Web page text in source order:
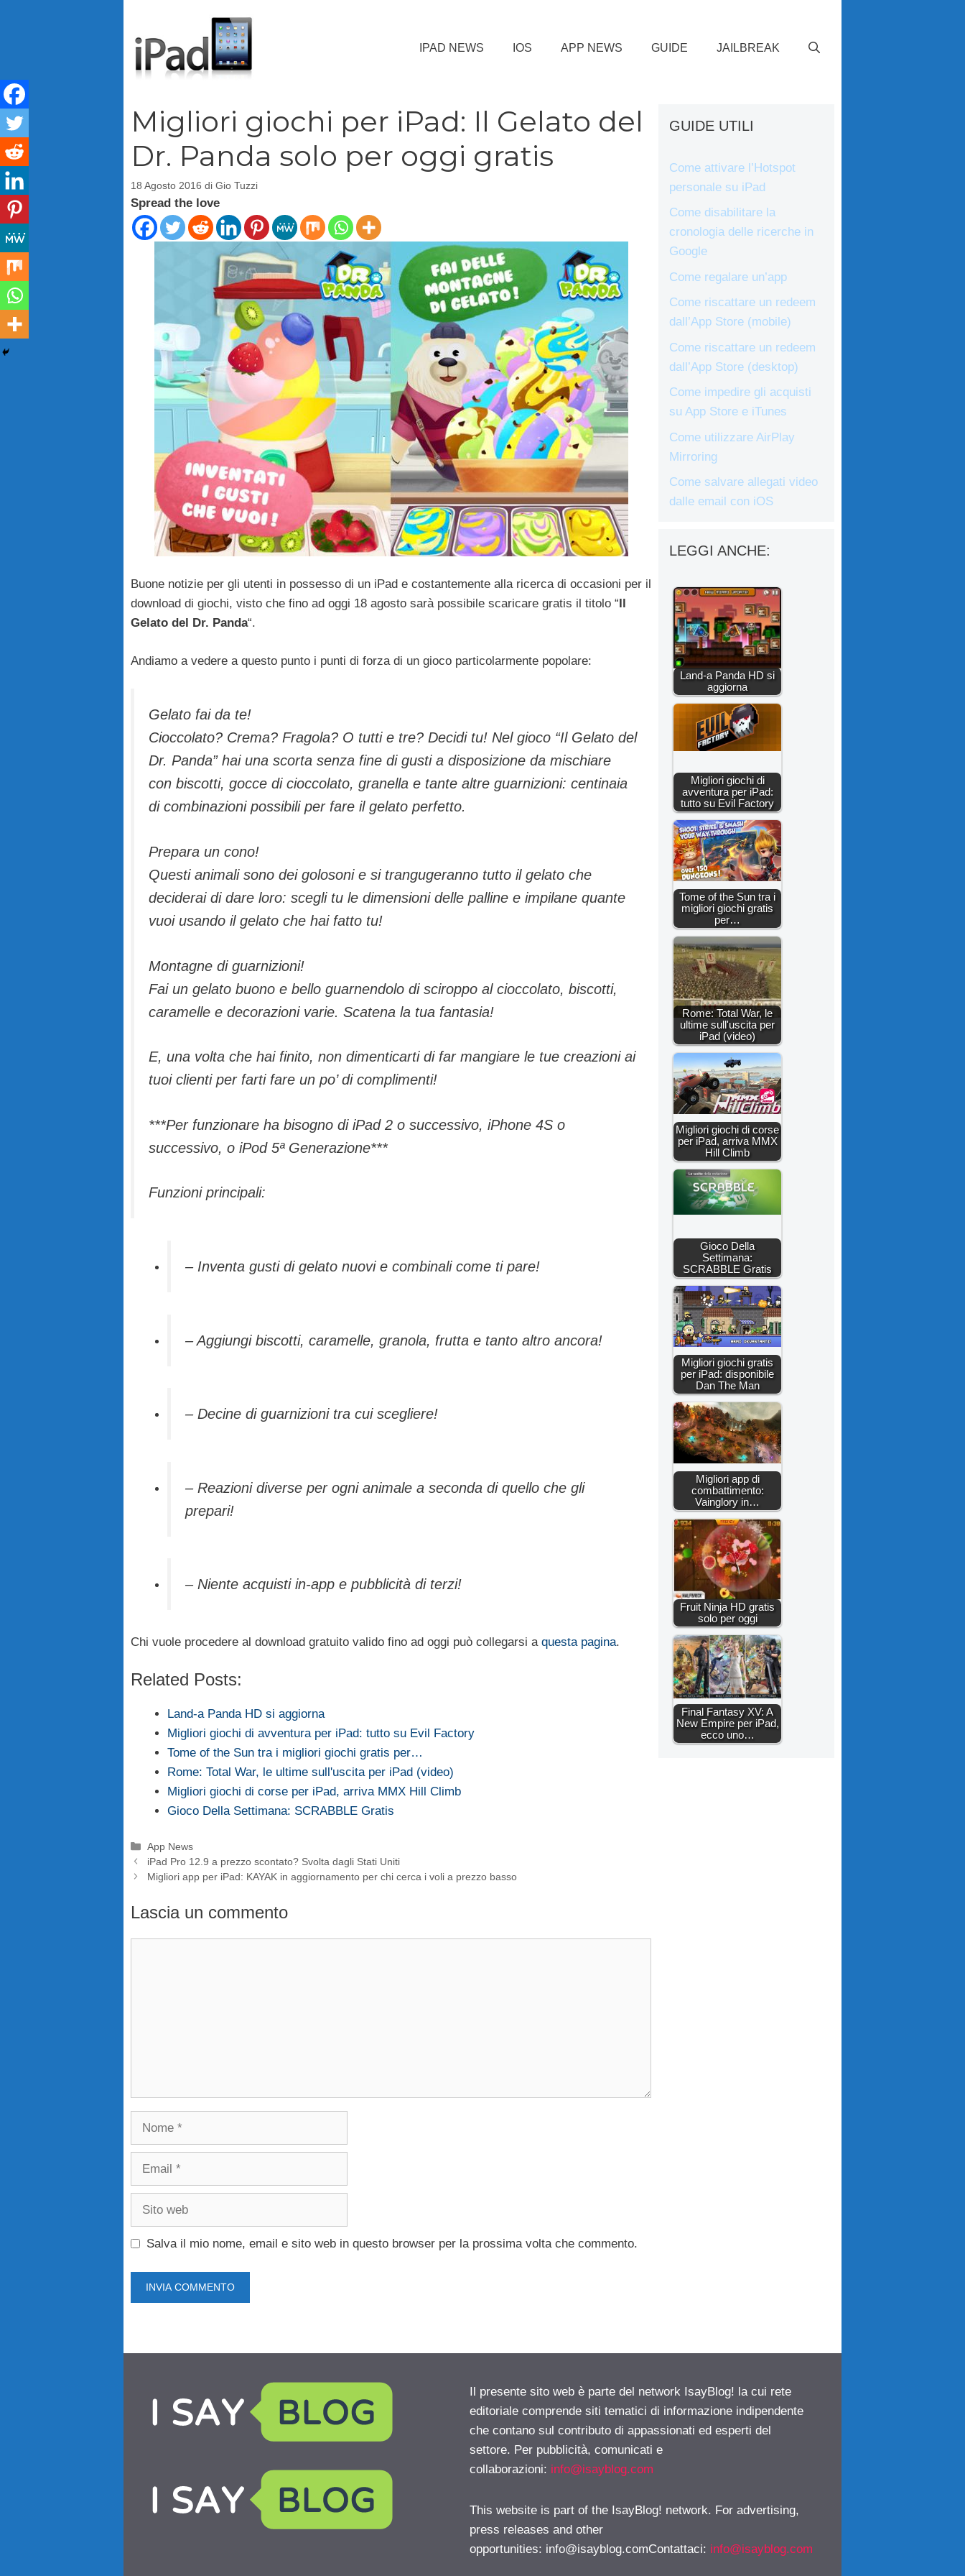
IPAD NEWS IOS APP NEWS GUIDE JAILBREAK
Migliori giochi per iPad: Il Gelato del
Dr. Panda solo per oggi gratis
18 Agosto 2016 di Gio Tuzzi
Spread the love
Buone notizie per gli utenti in possesso di un iPad e costantemente alla ricerca di occasioni per il
download di giochi, visto che fino ad oggi 18 agosto sarà possibile scaricare gratis il titolo “
Gelato del Dr. Panda“.
Andiamo a vedere a questo punto i punti di forza di un gioco particolarmente popolare:
Gelato fai da te!
Cioccolato? Crema? Fragola? O tutti e tre? Decidi tu! Nel gioco “Il Gelato del
Dr. Panda” hai una scorta senza fine di gusti a disposizione da mischiare
con biscotti, gocce di cioccolato, granella e tante altre guarnizioni: centinaia
di combinazioni possibili per fare il gelato perfetto.
Prepara un cono!
Questi animali sono dei golosoni e si trangugeranno tutto il gelato che
deciderai di dare loro: scegli tu le dimensioni delle palline e impilane quante
vuoi usando il gelato che hai fatto tu!
Montagne di guarnizioni!
Fai un gelato buono e bello guarnendolo di sciroppo al cioccolato, biscotti,
caramelle e decorazioni varie. Scatena la tua fantasia!
E, una volta che hai finito, non dimenticarti di far mangiare le tue creazioni ai
tuoi clienti per farti fare un po’ di complimenti!
***Per funzionare ha bisogno di iPad 2 o successivo, iPhone 4S o
successivo, o iPod 5ª Generazione***
Funzioni principali:
– Inventa gusti di gelato nuovi e combinali come ti pare!
– Aggiungi biscotti, caramelle, granola, frutta e tanto altro ancora!
– Decine di guarnizioni tra cui scegliere!
– Reazioni diverse per ogni animale a seconda di quello che gli
prepari!
– Niente acquisti in-app e pubblicità di terzi!
Chi vuole procedere al download gratuito valido fino ad oggi può collegarsi a questa pagina.
Related Posts:
Land-a Panda HD si aggiorna
Migliori giochi di avventura per iPad: tutto su Evil Factory
Tome of the Sun tra i migliori giochi gratis per…
Rome: Total War, le ultime sull'uscita per iPad (video)
Migliori giochi di corse per iPad, arriva MMX Hill Climb
Gioco Della Settimana: SCRABBLE Gratis
Categorie
App News
iPad Pro 12.9 a prezzo scontato? Svolta dagli Stati Uniti
Migliori app per iPad: KAYAK in aggiornamento per chi cerca i voli a prezzo basso
Lascia un commento
Nome
Email
Sito
Salva il mio nome, email e sito web in questo browser per la prossima volta che commento.
GUIDE UTILI
Come attivare l’Hotspot
personale su iPad
Come disabilitare la
cronologia delle ricerche in
Google
Come regalare un’app
Come riscattare un redeem
dall’App Store (mobile)
Come riscattare un redeem
dall’App Store (desktop)
Come impedire gli acquisti
su App Store e iTunes
Come utilizzare AirPlay
Mirroring
Come salvare allegati video
dalle email con iOS
LEGGI ANCHE:
Land-a Panda HD si
aggiorna
Migliori giochi di
avventura per iPad:
tutto su Evil Factory
Tome of the Sun tra i
migliori giochi gratis
per…
Rome: Total War, le
ultime sull'uscita per
iPad (video)
Migliori giochi di corse
per iPad, arriva MMX
Hill Climb
Gioco Della
Settimana:
SCRABBLE Gratis
Migliori giochi gratis
per iPad: disponibile
Dan The Man
Migliori app di
combattimento:
Vainglory in…
Fruit Ninja HD gratis
solo per oggi
Final Fantasy XV: A
New Empire per iPad,
ecco uno…
Il presente sito web è parte del network IsayBlog! la cui rete
editoriale comprende siti tematici di informazione indipendente
che contano sul contributo di appassionati ed esperti del
settore. Per pubblicità, comunicati e
collaborazioni: info@isayblog.com
This website is part of the IsayBlog! network. For advertising,
press releases and other
opportunities: info@isayblog.comContattaci: info@isayblog.com